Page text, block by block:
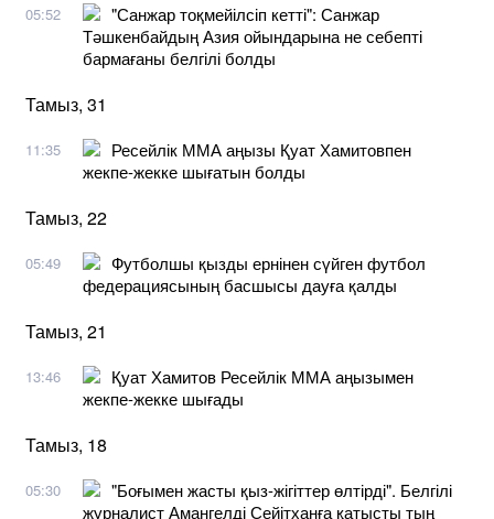
05:52
"Санжар тоқмейілсіп кетті": Санжар
Тәшкенбайдың Азия ойындарына не себепті
бармағаны белгілі болды
Тамыз, 31
11:35
Ресейлік ММА аңызы Қуат Хамитовпен
жекпе-жекке шығатын болды
Тамыз, 22
05:49
Футболшы қызды ернінен сүйген футбол
федерациясының басшысы дауға қалды
Тамыз, 21
13:46
Қуат Хамитов Ресейлік ММА аңызымен
жекпе-жекке шығады
Тамыз, 18
05:30
"Боғымен жасты қыз-жігіттер өлтірді". Белгілі
журналист Амангелді Сейітханға қатысты тың